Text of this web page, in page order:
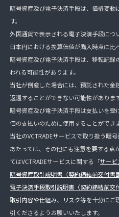
暗号資産及び電子決済手段は、価格変動
す。
外国通貨で表示される電子決済手段につ
日本円における換算価値が購入時点に比
暗号資産及び電子決済手段は、移転記
われる可能性があります。
当社が倒産した場合には、預託された
返還することができない可能性があります
暗号資産及び電子決済手段は支払いを受
価の支払いのために使用することができま
当社のVCTRADEサービスで取り扱う暗
あたっては、その他にも注意を要する点
てはVCTRADEサービスに関する「サー
暗号資産取引説明書（契約締結前交付書
電子決済手段取引説明書（契約締結前交
取引内容や仕組み、 リスク等を十分にご
引くださるようお願いいたします。